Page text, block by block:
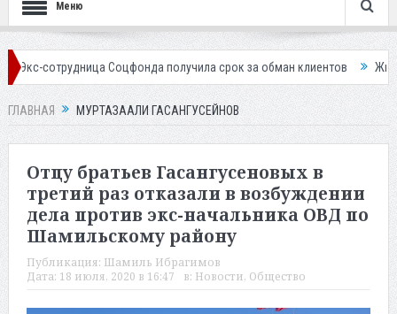
Меню
Соцфонда получила срок за обман клиентов Жителей
ГЛАВНАЯ МУРТАЗААЛИ ГАСАНГУСЕЙНОВ
Отцу братьев Гасангусеновых в
третий раз отказали в возбуждении
дела против экс-начальника ОВД по
Шамильскому району
Публикация: Шамиль Ибрагимов
Дата: 18 июля, 2020 в 16:47 в: Новости, Общество